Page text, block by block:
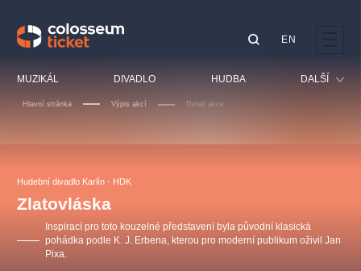
MUZIKÁL DIVADLO HUDBA DALŠÍ
Sport
EN
Hlavní stránka Výpis akcí Detail akce
Hudební divadlo Karlín - HDK
Zlatovláska
Inspirací pro toto kouzelné představení byla původní klasická
pohádka podle K. J. Erbena, kterou pro moderní publikum oživil Jan
Pixa.
OBYČEJNÁ HOLKA
Agentura 44, s.r.o.
Pink Panther Agency,